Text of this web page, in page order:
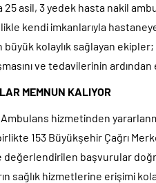
25 asil, 3 yedek hasta nakil
kendi imkanlarıyla
büyük kolaylık sağlayan
ve tedavilerinin
MEMNUN KALIYOR
hizmetinden
153 Büyükşehir Çağrı
değerlendirilen başvurular
sağlık hizmetlerine erişimi